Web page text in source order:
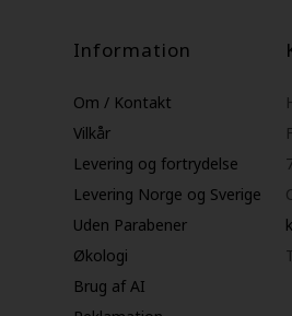
Information
Om / Kontakt
Vilkår
Levering og fortrydelse
Levering Norge og Sverige
Uden Parabener
Økologi
Brug af AI